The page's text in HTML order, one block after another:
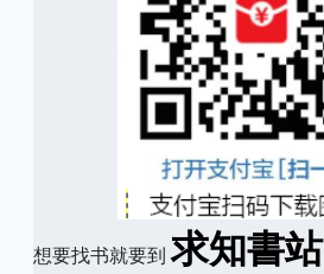
想要找书就要到求知書站